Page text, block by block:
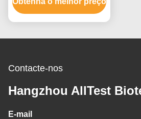
Contacte-nos
Hangzhou AllTest
E-mail